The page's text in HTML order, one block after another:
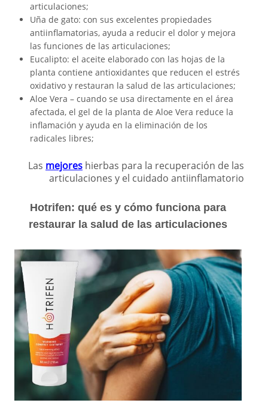
articulaciones;
Uña de gato: con sus excelentes propiedades
antiinflamatorias, ayuda a reducir el dolor y mejora
las funciones de las articulaciones;
Eucalipto: el aceite elaborado con las hojas de la
planta contiene antioxidantes que reducen el estrés
oxidativo y restauran la salud de las articulaciones;
Aloe Vera – cuando se usa directamente en el área
afectada, el gel de la planta de Aloe Vera reduce la
inflamación y ayuda en la eliminación de los
radicales libres;
Las mejores hierbas para la recuperación de las
articulaciones y el cuidado antiinflamatorio
Hotrifen: qué es y cómo funciona para
restaurar la salud de las articulaciones